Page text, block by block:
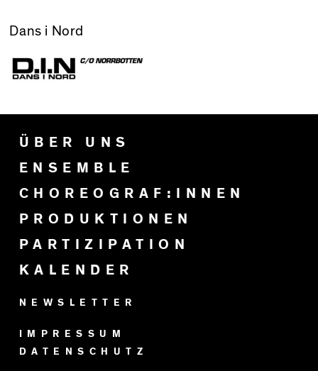
Dans i Nord
ÜBER UNS
ENSEMBLE
CHOREOGRAF:INNEN
PRODUKTIONEN
PARTIZIPATION
KALENDER
NEWSLETTER
IMPRESSUM
DATENSCHUTZ